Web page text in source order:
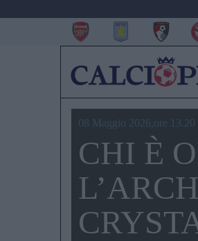
08 Maggio 2026,ore 13.20
CHI È